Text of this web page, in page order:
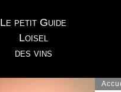
Le petit Guide
Loisel
des vins